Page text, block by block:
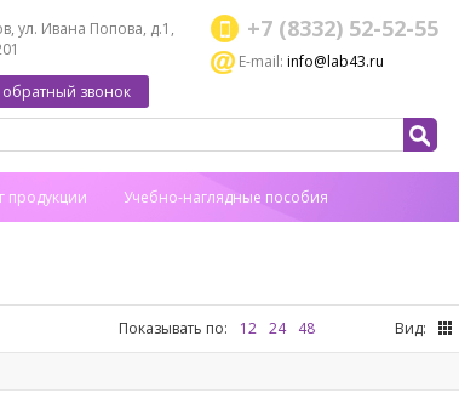
ул. Ивана Попова, д.1,
+7 (8332) 52-52-55
E-mail:info@lab43.ru
обратный звонок
продукции Учебно-наглядные пособия
Показывать по: 12 24 48 Вид: